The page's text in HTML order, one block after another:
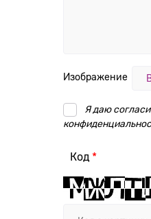
Изображение
Я даю
Код